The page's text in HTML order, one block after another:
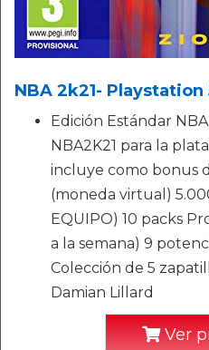
NBA 2k21-
Edición Estándar
NBA2K21 para la
incluye como bonus
(moneda virtual)
EQUIPO) 10 packs
a la semana) 9
Colección de 5
Damian Lillard
Ver